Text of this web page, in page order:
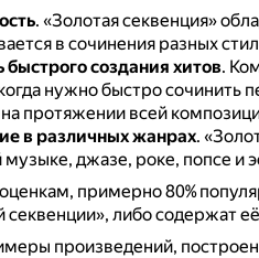
. «Золотая секвенция»
в сочинения разных
создания хитов.
нужно быстро сочинить
протяжении всей
в различных жанрах.
музыке, джазе, роке, попсе и
примерно 80%
секвенции», либо содержат
произведений,